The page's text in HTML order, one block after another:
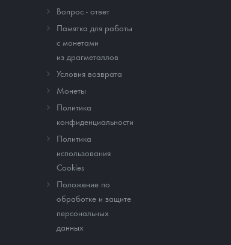
Вопрос - ответ
Памятка для работы
с монетами
из драгметаллов
Условия возврата
Монеты
Политика
конфиденциальности
Политика
использования
Cookies
Положение по
обработке и защите
персональных
данных